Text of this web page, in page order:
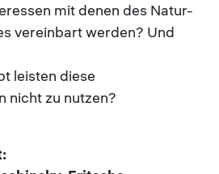
mit denen des Natur-
vereinbart werden? Und
leisten diese
nicht zu nutzen?